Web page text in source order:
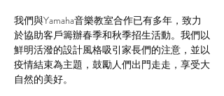
我們與Yamaha音樂教室合作已有多年，致力
於協助客戶籌辦春季和秋季招生活動。我們以
鮮明活潑的設計風格吸引家長們的注意，並以
疫情結束為主題，鼓勵人們出門走走，享受大
自然的美好。